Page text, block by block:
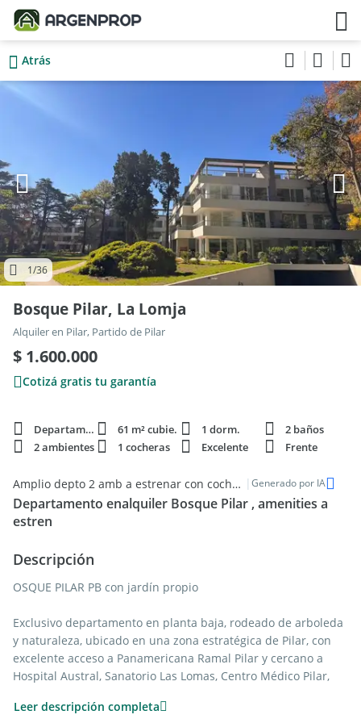
Atrás
1/36
Bosque Pilar, La Lomja
Alquiler en Pilar, Partido de Pilar
$ 1.600.000
Cotizá gratis tu garantía
Departamento 61 m² cubie. 1 dorm.
2 baños
2 ambientes
1 cocheras Excelente Frente
Amplio depto 2 amb a estrenar con cochera en Pilar | Generado por IA
Departamento enalquiler Bosque Pilar , amenities a
estren
Descripción
OSQUE PILAR PB con jardín propio
Exclusivo departamento en planta baja, rodeado de arboleda
y naturaleza, ubicado en una zona estratégica de Pilar, con
excelente acceso a Panamericana Ramal Pilar y cercano a
Hospital Austral, Sanatorio Las Lomas, Centro Médico Pilar,
Leer descripción completa